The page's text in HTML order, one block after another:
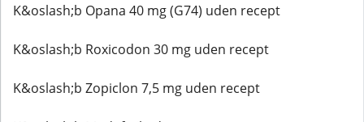
K&oslash;b Opana 40 mg (G74) uden recept
K&oslash;b Roxicodon 30 mg uden recept
K&oslash;b Zopiclon 7,5 mg uden recept